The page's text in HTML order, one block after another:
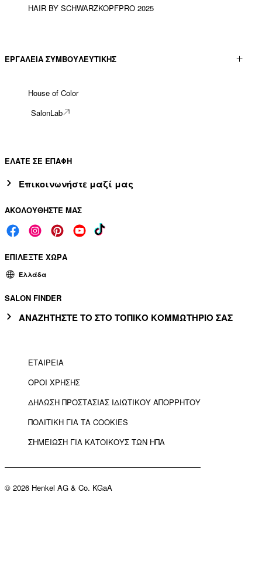
HAIR BY SCHWARZKOPFPRO 2025
ΕΡΓΑΛΕΊΑ ΣΥΜΒΟΥΛΕΥΤΙΚΉΣ
House of Color
SalonLab
ΕΛΑΤΕ ΣΕ ΕΠΑΦΗ
Επικοινωνήστε μαζί μας
ΑΚΟΛΟΥΘΗΣΤΕ ΜΑΣ
ΕΠΙΛΕΞΤΕ ΧΩΡΑ
Ελλάδα
SALON FINDER
ΑΝΑΖΗΤΗΣΤΕ ΤΟ ΣΤΟ ΤΟΠΙΚΟ ΚΟΜΜΩΤΗΡΙΟ ΣΑΣ
ΕΤΑΙΡΕΙΑ
ΟΡΟΙ ΧΡΗΣΗΣ
ΔΗΛΩΣΗ ΠΡΟΣΤΑΣΙΑΣ ΙΔΙΩΤΙΚΟΥ ΑΠΟΡΡΗΤΟΥ
ΠΟΛΙΤΙΚΗ ΓΙΑ ΤΑ COOKIES
ΣΗΜΕΙΩΣΗ ΓΙΑ ΚΑΤΟΙΚΟΥΣ ΤΩΝ ΗΠΑ
© 2026 Henkel AG & Co. KGaA